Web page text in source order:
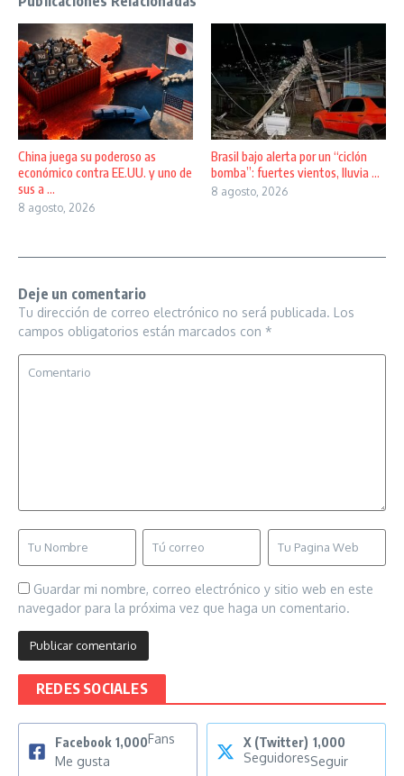
China juega su poderoso as
económico contra EE.UU. y uno de
sus a ...
8 agosto, 2026
Brasil bajo alerta por un “ciclón
bomba”: fuertes vientos, lluvia ...
8 agosto, 2026
Deje un comentario
Tu dirección de correo electrónico no será publicada. Los
campos obligatorios están marcados con *
Guardar mi nombre, correo electrónico y sitio web en este
navegador para la próxima vez que haga un comentario.
REDES SOCIALES
Facebook 1,000Fans
Me gusta
X (Twitter) 1,000
SeguidoresSeguir